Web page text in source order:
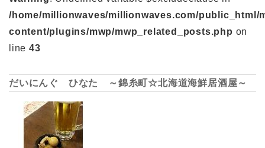
/home/millionwaves/millionwaves.com/public_html/
content/plugins/mwp/mwp_related_posts.php on
line 43
だいにんぐ ひなた ～錦糸町☆北海道海鮮居酒屋～